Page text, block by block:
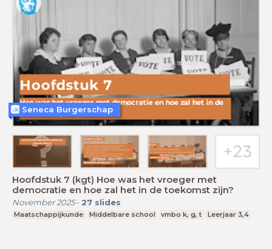
Hoofdstuk 7 (kgt) Hoe was het vroeger met
democratie en hoe zal het in de toekomst zijn?
November 2025- 27 slides
Maatschappijkunde Middelbare school vmbo k, g, t Leerjaar 3,4
Seneca Burgerschap